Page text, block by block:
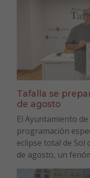
Tafalla se
de agosto
El Ayuntamiento
programación
eclipse total de Sol
de agosto, un